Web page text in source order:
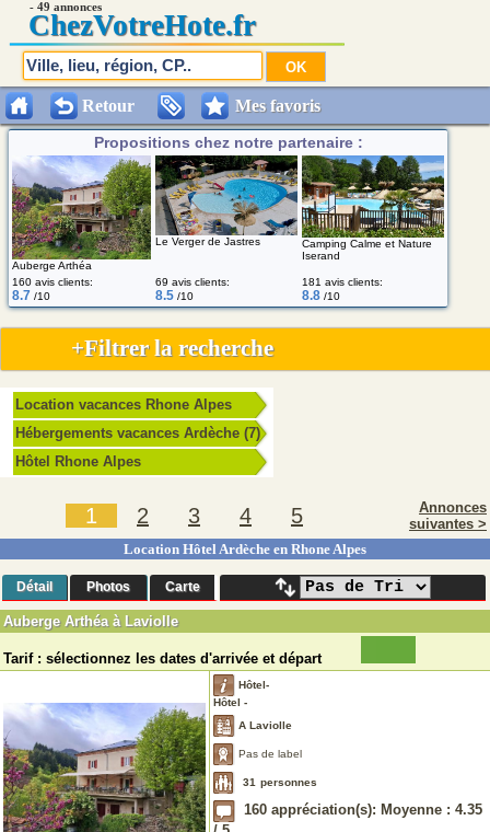
Location vacances Rhone Alpes
Hébergements vacances Ardèche (7)
Hôtel Rhone Alpes
1 2 3 4 5
Annonces
suivantes >
Location Hôtel Ardèche en Rhone Alpes
Détail Photos Carte
Auberge Arthéa à Laviolle
Tarif : sélectionnez les dates d'arrivée et départ
Hôtel-
Hôtel -
A Laviolle
Pas de label
31 personnes
160 appréciation(s): Moyenne : 4.35
Retour Mes favoris
- 49 annonces
ChezVotreHote.fr
Propositions chez notre partenaire :
Auberge Arthéa
Le Verger de Jastres
Camping Calme et Nature
Iserand
160 avis clients:
8.7 /10
69 avis clients:
8.5 /10
181 avis clients:
8.8 /10
+Filtrer la recherche